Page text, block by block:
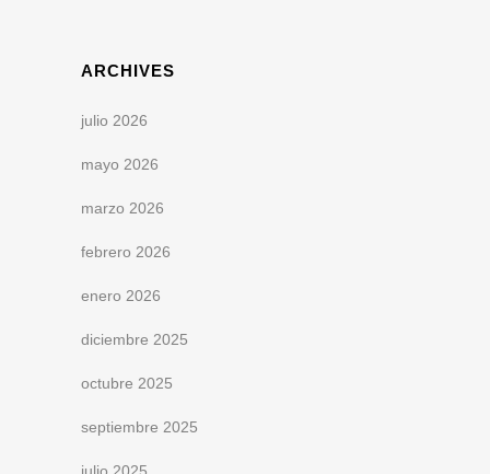
ARCHIVES
julio 2026
mayo 2026
marzo 2026
febrero 2026
enero 2026
diciembre 2025
octubre 2025
septiembre 2025
julio 2025